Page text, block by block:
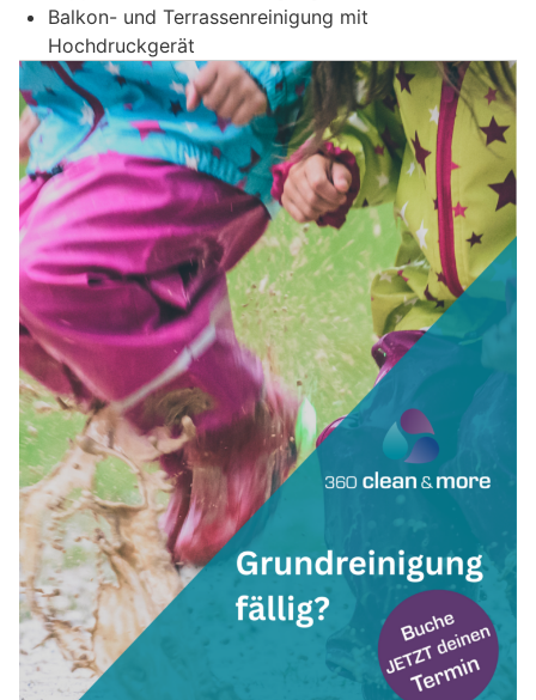
Balkon- und Terrassenreinigung mit
Hochdruckgerät